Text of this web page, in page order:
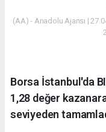
(AA) - Anadolu Ajansı |
Borsa İstanbul'da
1,28 değer
seviyeden